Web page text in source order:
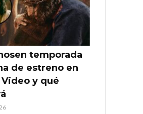
temporada
de estreno en
y qué